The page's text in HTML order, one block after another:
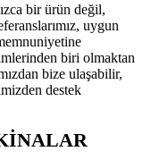
bir ürün değil,
uygun
biri olmaktan
bize ulaşabilir,
destek